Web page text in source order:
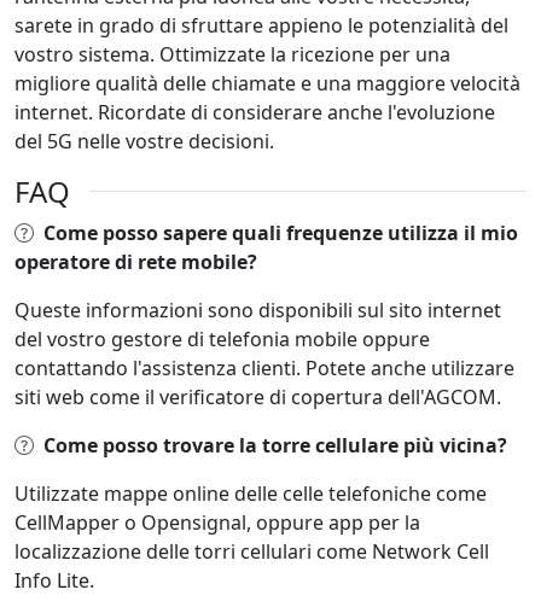
sarete in grado di sfruttare appieno le potenzialità del
vostro sistema. Ottimizzate la ricezione per una
migliore qualità delle chiamate e una maggiore velocità
internet. Ricordate di considerare anche l'evoluzione
del 5G nelle vostre decisioni.
FAQ
Come posso sapere quali frequenze utilizza il mio
operatore di rete mobile?
Queste informazioni sono disponibili sul sito internet
del vostro gestore di telefonia mobile oppure
contattando l'assistenza clienti. Potete anche utilizzare
siti web come il verificatore di copertura dell'AGCOM.
Come posso trovare la torre cellulare più vicina?
Utilizzate mappe online delle celle telefoniche come
CellMapper o Opensignal, oppure app per la
localizzazione delle torri cellulari come Network Cell
Info Lite.